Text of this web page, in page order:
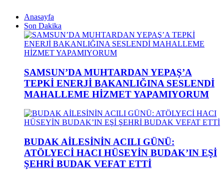
Anasayfa
Son Dakika
SAMSUN’DA MUHTARDAN YEPAŞ’A
TEPKİ ENERJİ BAKANLIĞINA SESLENDİ
MAHALLEME HİZMET YAPAMIYORUM
BUDAK AİLESİNİN ACILI GÜNÜ:
ATÖLYECİ HACI HÜSEYİN BUDAK’IN EŞİ
ŞEHRİ BUDAK VEFAT ETTİ